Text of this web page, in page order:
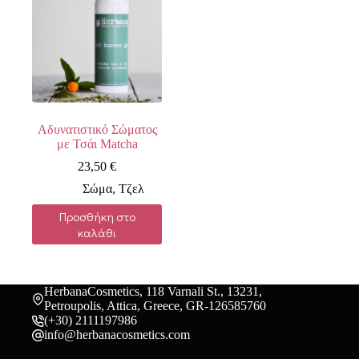
Αδυνατιστικό Σώματος
με Τσάι Matcha
23,50€
Σώμα, Τζελ
Προσθήκη στο
καλάθι
HerbanaCosmetics, 118 Varnali St., 13231,
Petroupolis, Attica, Greece, GR-126585760
(+30) 2111197986
info@herbanacosmetics.com